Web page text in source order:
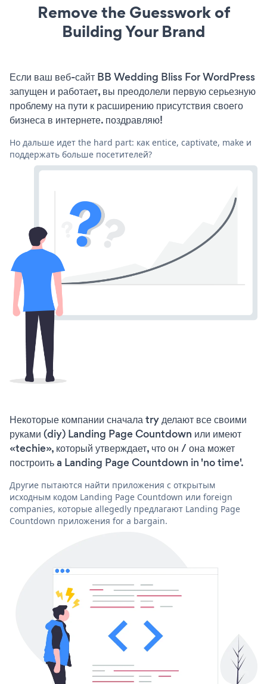
Remove the Guesswork of
Building Your Brand
Если ваш веб-сайт BB Wedding Bliss For WordPress
запущен и работает, вы преодолели первую серьезную
проблему на пути к расширению присутствия своего
бизнеса в интернете. поздравляю!
Но дальше идет the hard part: как entice, captivate, make и
поддержать больше посетителей?
Некоторые компании сначала try делают все своими
руками (diy) Landing Page Countdown или имеют
«techie», который утверждает, что он / она может
построить a Landing Page Countdown in 'no time'.
Другие пытаются найти приложения с открытым
исходным кодом Landing Page Countdown или foreign
companies, которые allegedly предлагают Landing Page
Countdown приложения for a bargain.